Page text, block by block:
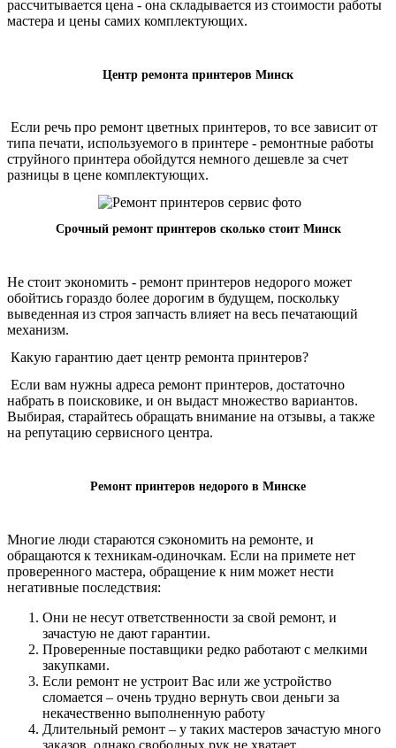
рассчитывается цена - она складывается из стоимости работы
мастера и цены самих комплектующих.
Центр ремонта принтеров Минск
Если речь про ремонт цветных принтеров, то все зависит от
типа печати, используемого в принтере - ремонтные работы
струйного принтера обойдутся немного дешевле за счет
разницы в цене комплектующих.
Срочный ремонт принтеров сколько стоит Минск
Не стоит экономить - ремонт принтеров недорого может
обойтись гораздо более дорогим в будущем, поскольку
выведенная из строя запчасть влияет на весь печатающий
механизм.
Какую гарантию дает центр ремонта принтеров?
Если вам нужны адреса ремонт принтеров, достаточно
набрать в поисковике, и он выдаст множество вариантов.
Выбирая, старайтесь обращать внимание на отзывы, а также
на репутацию сервисного центра.
Ремонт принтеров недорого в Минске
Многие люди стараются сэкономить на ремонте, и
обращаются к техникам-одиночкам. Если на примете нет
проверенного мастера, обращение к ним может нести
негативные последствия:
Они не несут ответственности за свой ремонт, и
зачастую не дают гарантии.
Проверенные поставщики редко работают с мелкими
закупками.
Если ремонт не устроит Вас или же устройство
сломается – очень трудно вернуть свои деньги за
некачественно выполненную работу
Длительный ремонт – у таких мастеров зачастую много
заказов, однако свободных рук не хватает.